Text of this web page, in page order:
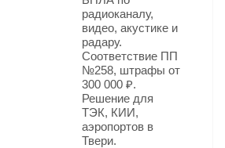
радиоканалу,
видео, акустике и
радару.
Соответствие ПП
№258, штрафы от
300 000 ₽.
Решение для
ТЭК, КИИ,
аэропортов в
Твери.